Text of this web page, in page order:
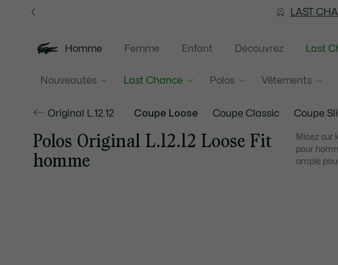
d’information
LAST
LAST
Homme
Nouveautés Last Chance Polos Vêtements
Femme Enfant Découvrez Last
Original L.12.12 Coupe Loose Coupe Classic Coupe
Polos Original L.12.12 Loose Fit
homme
Misez sur
pour
ample